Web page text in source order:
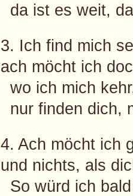
da ist es weit,
3. Ich find mich
ach möcht ich
wo ich mich
nur finden dich,
4. Ach möcht ich
und nichts, als
So würd ich